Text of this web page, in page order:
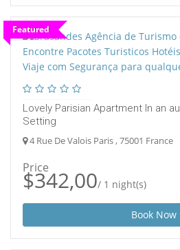
Featured
Lovely Parisian Apartment In an
Setting
4 Rue De Valois Paris , 75001 France
Price
$342,00/ 1 night(s)
Book Now